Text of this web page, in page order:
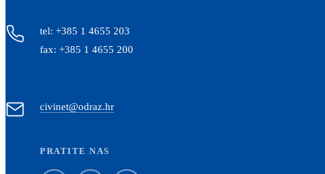
tel: +385 1 4655 203
fax: +385 1 4655 200
civinet@odraz.hr
PRATITE NAS